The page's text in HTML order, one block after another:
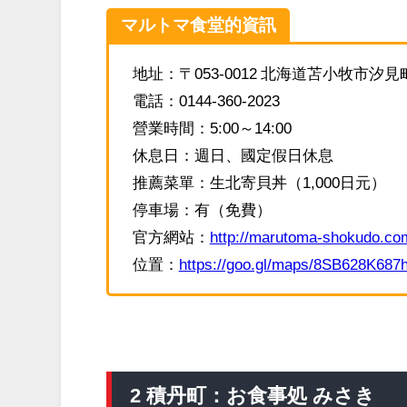
マルトマ食堂的資訊
地址：〒053-0012 北海道苫小牧市汐見
電話：0144-360-2023
營業時間：5:00～14:00
休息日：週日、國定假日休息
推薦菜單：生北寄貝丼（1,000日元）
停車場：有（免費）
官方網站： http://marutoma-
位置： https://goo.gl/maps/
2 積丹町：お食事処 みさき